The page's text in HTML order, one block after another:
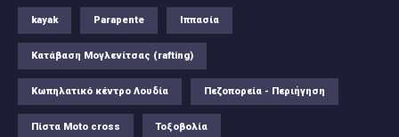
kayak Parapente Ιππασία
Κατάβαση Μογλενίτσας (rafting)
Κωπηλατικό κέντρο Λουδία Πεζοπορεία - Περιήγηση
Πίστα Moto cross Τοξοβολία